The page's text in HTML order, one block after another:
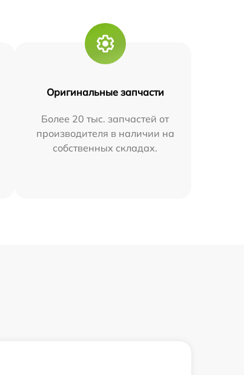
Оригинальные запчасти
Более 20 тыс. запчастей от
производителя в наличии на
собственных складах.